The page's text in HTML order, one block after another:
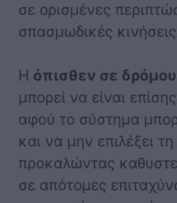
σε ορισμένες
σπασμωδικές
Η όπισθεν σε
μπορεί να είναι
αφού το σύστημα
και να μην επιλέξει
προκαλώντας
σε απότομες